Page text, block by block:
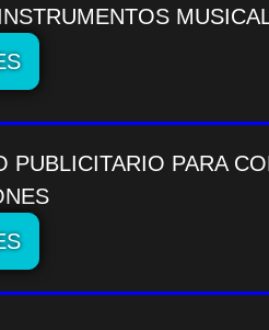
PUBLICITARIO PARA